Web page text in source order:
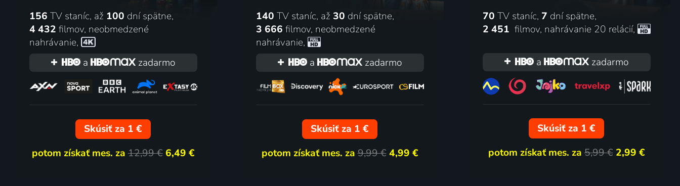
156 TV staníc, až 100 dní spätne,
4 432 filmov, neobmedzené
nahrávanie,
a
zadarmo
Skúsiť za 1 €
potom získať mes. za12,99 € 6,49 €
140 TV staníc, až 30 dní spätne,
3 666 filmov, neobmedzené
nahrávanie,
a
zadarmo
Skúsiť za 1 €
potom získať mes. za9,99 € 4,99 €
70 TV staníc, 7 dní spätne,
2 451 filmov, nahrávanie 20 relácií,
a zadarmo
Skúsiť za 1 €
potom získať mes. za5,99 € 2,99 €